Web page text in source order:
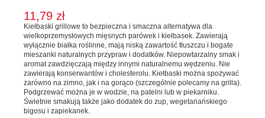
Słodkie pasty
Dżemy
WEGAŃSKIE SŁODYCZE I PRZEKĄSKI
Batony
Czekolada
11,79 zł
Kiełbaski grillowe to bezpieczna i smaczna alternatywa dla
wielkoprzemysłowych mięsnych parówek i kiełbasek. Zawierają
wyłącznie białka roślinne, mają niską zawartość tłuszczu i bogate
mieszanki naturalnych przypraw i dodatków. Niepowtarzalny smak i
aromat zawdzięczają między innymi naturalnemu wędzeniu. Nie
zawierają konserwantów i cholesterolu. Kiełbaski można spożywać
zarówno na zimno, jak i na gorąco (szczególnie polecamy na grilla).
Podgrzewać można je w wodzie, na patelni lub w piekarniku.
Świetnie smakują także jako dodatek do zup, wegetariańskiego
bigosu i zapiekanek.